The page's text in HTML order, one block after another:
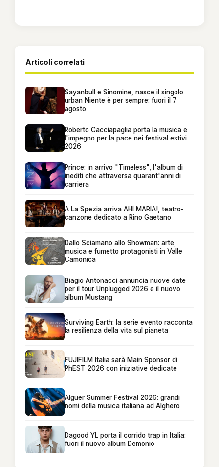
Articoli correlati
Sayanbull e Sinomine, nasce il singolo
urban Niente è per sempre: fuori il 7
agosto
Roberto Cacciapaglia porta la musica e
l'impegno per la pace nei festival estivi
2026
Prince: in arrivo "Timeless", l'album di
inediti che attraversa quarant'anni di
carriera
A La Spezia arriva AHI MARIA!, teatro-
canzone dedicato a Rino Gaetano
Dallo Sciamano allo Showman: arte,
musica e fumetto protagonisti in Valle
Camonica
Biagio Antonacci annuncia nuove date
per il tour Unplugged 2026 e il nuovo
album Mustang
Surviving Earth: la serie evento racconta
la resilienza della vita sul pianeta
FUJIFILM Italia sarà Main Sponsor di
PhEST 2026 con iniziative dedicate
Alguer Summer Festival 2026: grandi
nomi della musica italiana ad Alghero
Dagood YL porta il corrido trap in Italia:
fuori il nuovo album Demonio